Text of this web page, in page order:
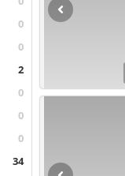
0
0
2
0
0
0
34